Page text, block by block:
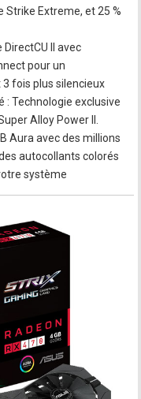
Strike Extreme, et 25 %
II avec
pour un
fois plus silencieux
: Technologie exclusive
Alloy Power II.
Aura avec des millions
autocollants colorés
système